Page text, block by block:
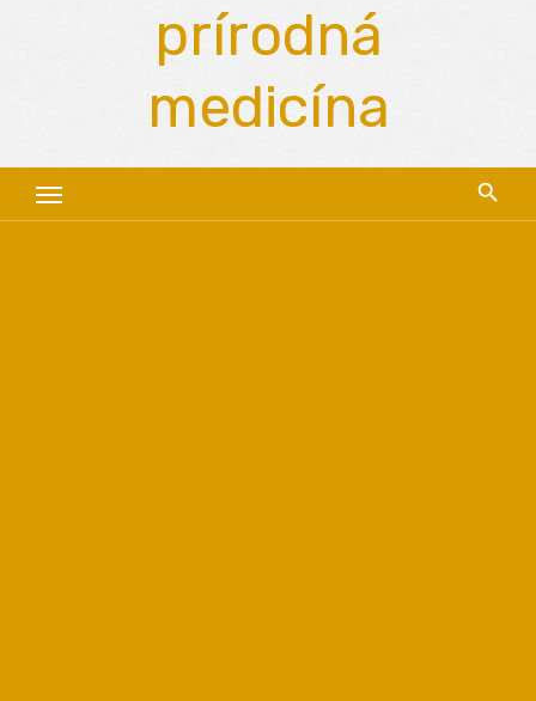
prírodná
medicína